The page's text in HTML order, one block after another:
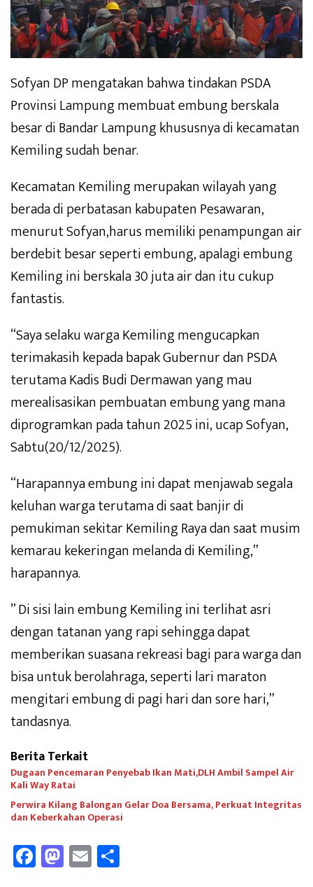
Sofyan DP mengatakan bahwa tindakan PSDA
Provinsi Lampung membuat embung berskala
besar di Bandar Lampung khususnya di kecamatan
Kemiling sudah benar.
Kecamatan Kemiling merupakan wilayah yang
berada di perbatasan kabupaten Pesawaran,
menurut Sofyan,harus memiliki penampungan air
berdebit besar seperti embung, apalagi embung
Kemiling ini berskala 30 juta air dan itu cukup
fantastis.
“Saya selaku warga Kemiling mengucapkan
terimakasih kepada bapak Gubernur dan PSDA
terutama Kadis Budi Dermawan yang mau
merealisasikan pembuatan embung yang mana
diprogramkan pada tahun 2025 ini, ucap Sofyan,
Sabtu(20/12/2025).
“Harapannya embung ini dapat menjawab segala
keluhan warga terutama di saat banjir di
pemukiman sekitar Kemiling Raya dan saat musim
kemarau kekeringan melanda di Kemiling,”
harapannya.
” Di sisi lain embung Kemiling ini terlihat asri
dengan tatanan yang rapi sehingga dapat
memberikan suasana rekreasi bagi para warga dan
bisa untuk berolahraga, seperti lari maraton
mengitari embung di pagi hari dan sore hari,”
tandasnya.
Berita Terkait
Dugaan Pencemaran Penyebab Ikan Mati,DLH Ambil Sampel Air
Kali Way Ratai
Perwira Kilang Balongan Gelar Doa Bersama, Perkuat Integritas
dan Keberkahan Operasi
Fa
ce
M
as
E
m